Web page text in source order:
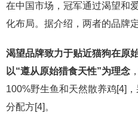
在中国市场，冠军通过渴望和
化布局。据介绍，两者的品牌
渴望品牌致力于贴近猫狗在原
以“遵从原始猎食天性”为理念
100%野生鱼和天然散养鸡[4]
分配方[4]。